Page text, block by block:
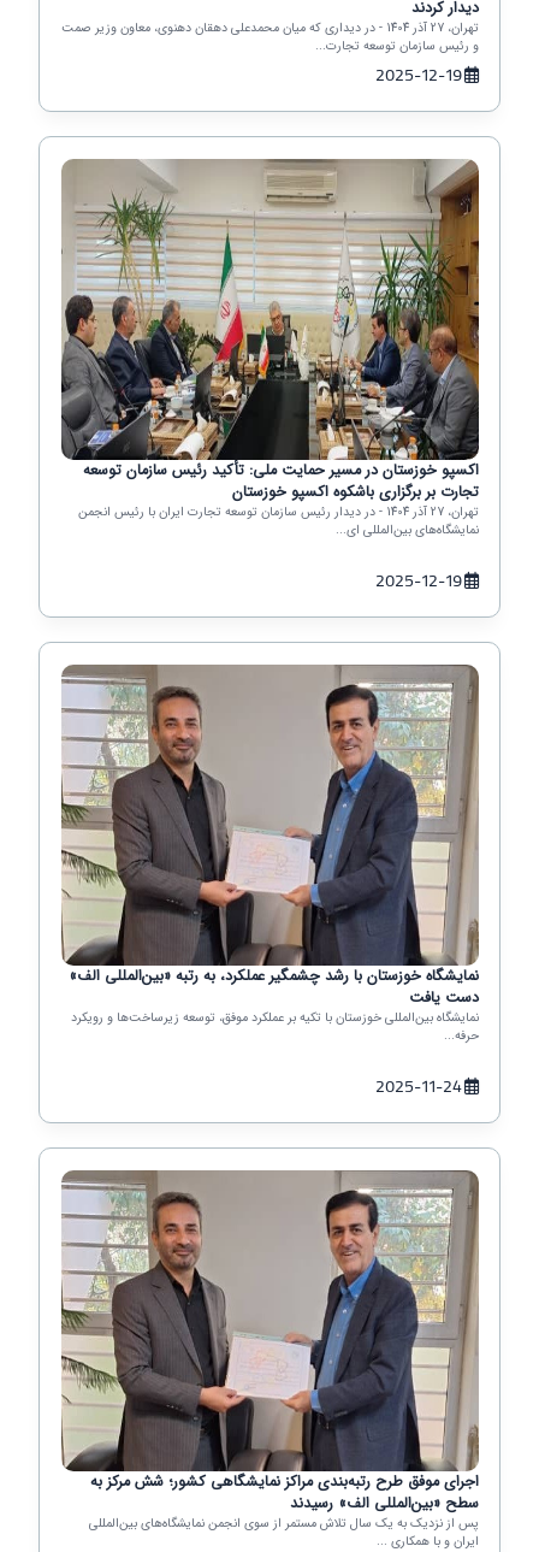
دیدار کردند
تهران، 27 آذر 1404 - در دیداری که میان محمدعلی دهقان دهنوی، معاون وزیر صمت
و رئیس سازمان توسعه تجارت...
2025-12-19
اکسپو خوزستان در مسیر حمایت ملی: تأکید رئیس سازمان توسعه
تجارت بر برگزاری باشکوه اکسپو خوزستان
تهران، 27 آذر 1404 - در دیدار رئیس سازمان توسعه تجارت ایران با رئیس انجمن
نمایشگاه‌های بین‌المللی ای...
2025-12-19
نمایشگاه خوزستان با رشد چشمگیر عملکرد، به رتبه «بین‌المللی الف»
دست یافت
نمایشگاه بین‌المللی خوزستان با تکیه بر عملکرد موفق، توسعه زیرساخت‌ها و رویکرد
حرفه‌...
2025-11-24
اجرای موفق طرح رتبه‌بندی مراکز نمایشگاهی کشور؛ شش مرکز به
سطح «بین‌المللی الف» رسیدند
پس از نزدیک به یک سال تلاش مستمر از سوی انجمن نمایشگاه‌های بین‌المللی
ایران و با همکاری ...